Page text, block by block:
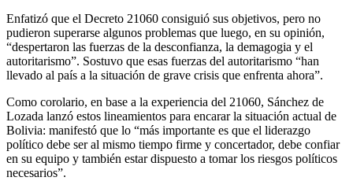
Enfatizó que el Decreto 21060 consiguió sus objetivos, pero no
pudieron superarse algunos problemas que luego, en su opinión,
“despertaron las fuerzas de la desconfianza, la demagogia y el
autoritarismo”. Sostuvo que esas fuerzas del autoritarismo “han
llevado al país a la situación de grave crisis que enfrenta ahora”.
Como corolario, en base a la experiencia del 21060, Sánchez de
Lozada lanzó estos lineamientos para encarar la situación actual de
Bolivia: manifestó que lo “más importante es que el liderazgo
político debe ser al mismo tiempo firme y concertador, debe confiar
en su equipo y también estar dispuesto a tomar los riesgos políticos
necesarios”.